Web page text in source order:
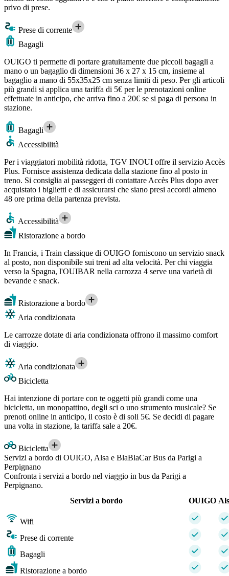
privo di prese.
Prese di corrente
Bagagli
OUIGO ti permette di portare gratuitamente due piccoli bagagli a
mano o un bagaglio di dimensioni 36 x 27 x 15 cm, insieme al
bagaglio a mano di 55x35x25 cm senza limiti di peso. Per gli articoli
più grandi si applica una tariffa di 5€ per le prenotazioni online
effettuate in anticipo, che arriva fino a 20€ se si paga di persona in
stazione.
Bagagli
Accessibilità
Per i viaggiatori mobilità ridotta, TGV INOUI offre il servizio Accès
Plus. Fornisce assistenza dedicata dalla stazione fino al posto in
treno. Si consiglia ai passeggeri di contattare Accès Plus dopo aver
acquistato i biglietti e di assicurarsi che siano presi accordi almeno
48 ore prima della partenza prevista.
Accessibilità
Ristorazione a bordo
In Francia, i Train classique di OUIGO forniscono un servizio snack
al posto, non disponibile sui treni ad alta velocità. Per chi viaggia
verso la Spagna, l'OUIBAR nella carrozza 4 serve una varietà di
bevande e snack.
Ristorazione a bordo
Aria condizionata
Le carrozze dotate di aria condizionata offrono il massimo comfort
di viaggio.
Aria condizionata
Bicicletta
Hai intenzione di portare con te oggetti più grandi come una
bicicletta, un monopattino, degli sci o uno strumento musicale? Se
prenoti online in anticipo, il costo è di soli 5€. Se decidi di pagare
una volta in stazione, la tariffa sale a 20€.
Bicicletta
Servizi a bordo di OUIGO, Alsa e BlaBlaCar Bus da Parigi a
Perpignano
Confronta i servizi a bordo nel viaggio in bus da Parigi a
Perpignano.
Servizi a bordo
OUIGO
Wifi
Prese di corrente
Bagagli
Ristorazione a bordo